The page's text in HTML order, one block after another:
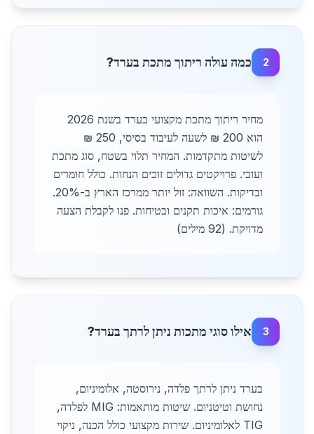
2 כמה עולה ריתוך מתכת בערד?
מחיר ריתוך מתכת מקצועי בערד בשנת 2026
הוא 200 ₪ לשעה לעיבוד בסיסי, 250 ₪
לשיטות מתקדמות. המחיר תלוי בשטח, סוג מתכת
ועובי. פרויקטים גדולים זוכים הנחות. כולל חומרים
ובדיקות. השוואה: זול יותר ממרכז הארץ ב-20%.
גורמים: איכות תקנים ובטיחות. פנו לקבלת הצעה
מדויקת. (92 מילים)
3 אילו סוגי מתכות ניתן לרתך בערד?
בערד ניתן לרתך פלדה, נירוסטה, אלומיניום,
נחושת וטיטניום. שיטות מותאמות: MIG לפלדה,
TIG לאלומיניום. שירות מקצועי כולל הכנה, ניקוי